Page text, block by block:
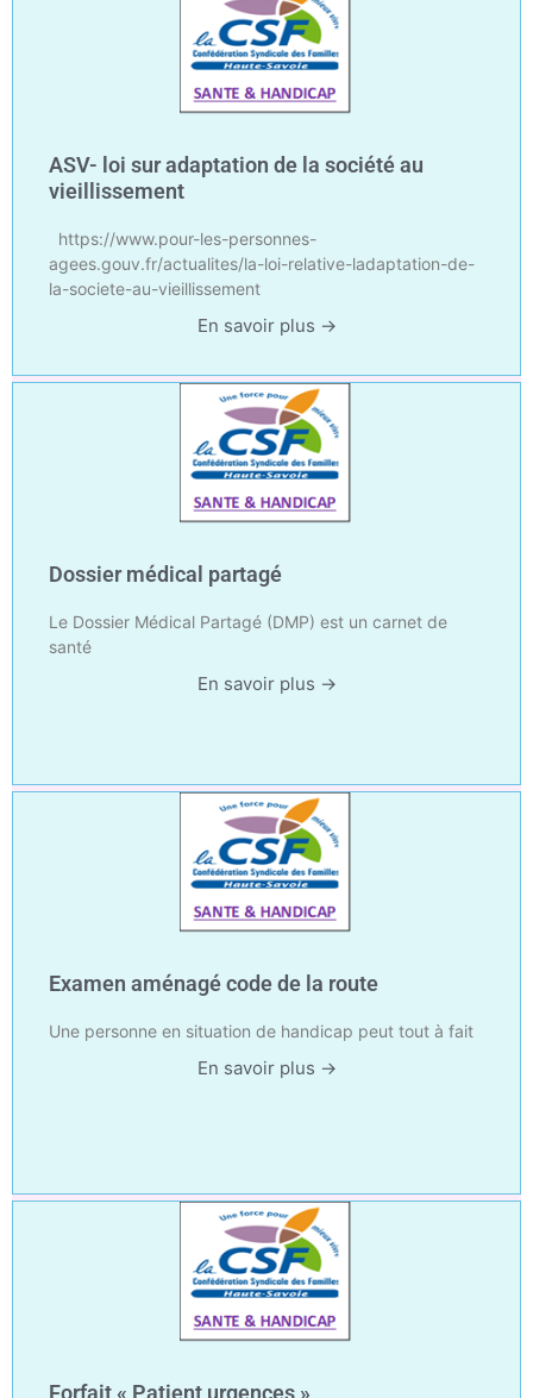
ASV- loi sur adaptation de la société au
vieillissement
https://www.pour-les-personnes-
agees.gouv.fr/actualites/la-loi-relative-ladaptation-de-
la-societe-au-vieillissement
En savoir plus →
Dossier médical partagé
Le Dossier Médical Partagé (DMP) est un carnet de
santé
En savoir plus →
Examen aménagé code de la route
Une personne en situation de handicap peut tout à fait
En savoir plus →
Forfait « Patient urgences »